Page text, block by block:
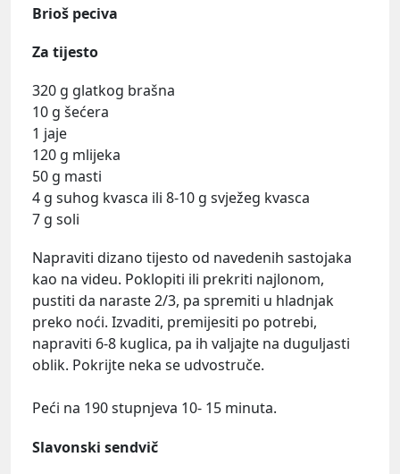
Brioš peciva
Za tijesto
320 g glatkog brašna
10 g šećera
1 jaje
120 g mlijeka
50 g masti
4 g suhog kvasca ili 8-10 g svježeg kvasca
7 g soli
Napraviti dizano tijesto od navedenih sastojaka
kao na videu. Poklopiti ili prekriti najlonom,
pustiti da naraste 2/3, pa spremiti u hladnjak
preko noći. Izvaditi, premijesiti po potrebi,
napraviti 6-8 kuglica, pa ih valjajte na duguljasti
oblik. Pokrijte neka se udvostruče.
Peći na 190 stupnjeva 10- 15 minuta.
Slavonski sendvič